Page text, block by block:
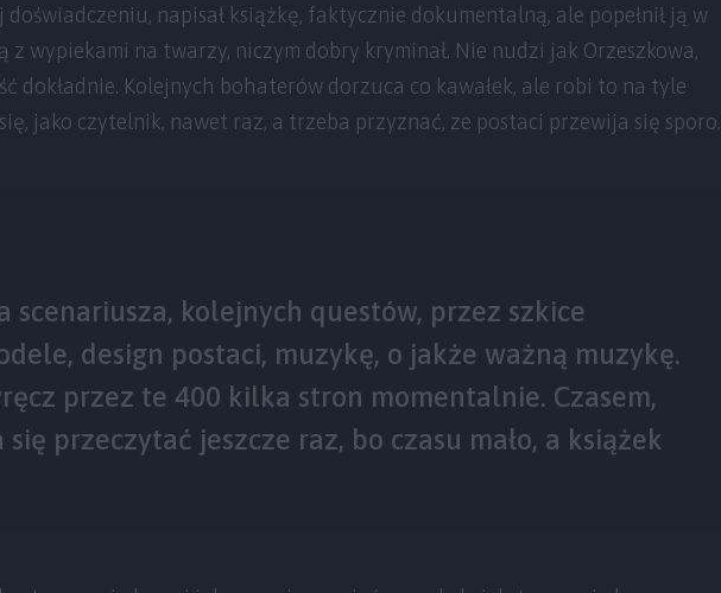
napisał książkę, faktycznie dokumentalną, ale popełnił ją w
z wypiekami na twarzy, niczym dobry kryminał. Nie nudzi jak Orzeszkowa,
dokładnie. Kolejnych bohaterów dorzuca co kawałek, ale robi to na tyle
jako czytelnik, nawet raz, a trzeba przyznać, ze postaci przewija się sporo.
scenariusza, kolejnych questów, przez szkice
design postaci, muzykę, o jakże ważną muzykę.
przez te 400 kilka stron momentalnie. Czasem,
przeczytać jeszcze raz, bo czasu mało, a książek